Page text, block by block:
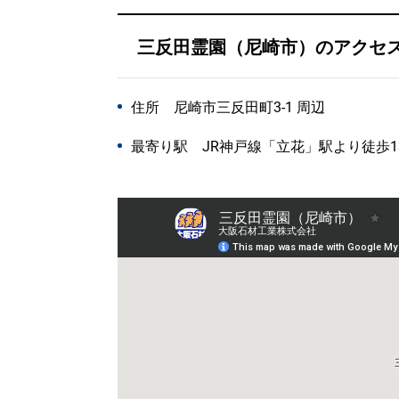
三反田霊園（尼崎市）のアクセ
住所 尼崎市三反田町3-1 周辺
最寄り駅 JR神戸線「立花」駅より徒歩